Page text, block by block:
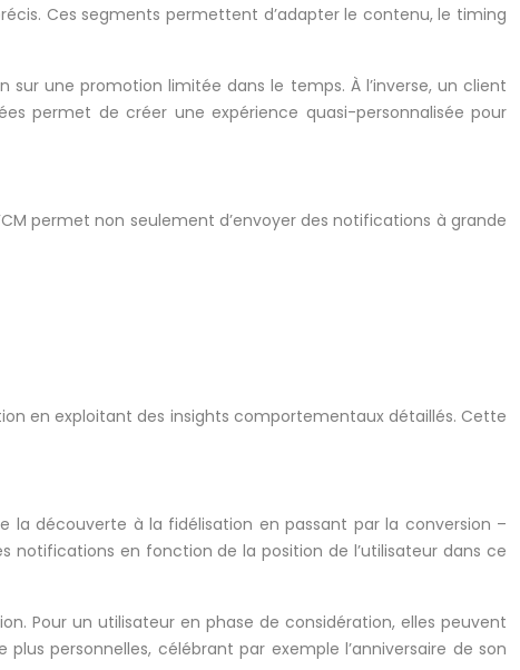
Ces segments permettent d’adapter le contenu, le timing
une promotion limitée dans le temps. À l’inverse, un client
permet de créer une expérience quasi-personnalisée pour
permet non seulement d’envoyer des notifications à grande
en exploitant des insights comportementaux détaillés. Cette
découverte à la fidélisation en passant par la conversion –
en fonction de la position de l’utilisateur dans ce
Pour un utilisateur en phase de considération, elles peuvent
personnelles, célébrant par exemple l’anniversaire de son